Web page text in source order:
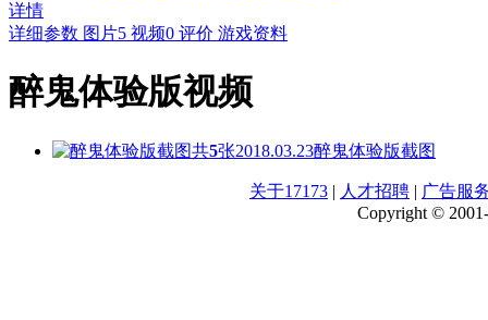
详情
详细参数 图片5 视频0 评价 游戏资料
醉鬼体验版视频
共5张2018.03.23醉鬼体验版截图
关于17173 | 人才招聘 | 广告服
Copyright ©